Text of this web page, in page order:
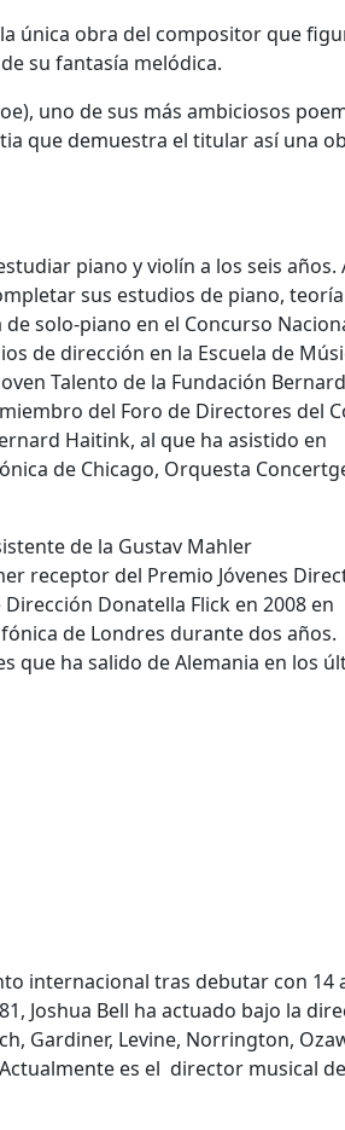
única obra del compositor que
su fantasía melódica.
uno de sus más ambiciosos
que demuestra el titular así una
piano y violín a los seis años.
sus estudios de piano,
solo-piano en el Concurso
de dirección en la Escuela de
Talento de la Fundación Bernard
del Foro de Directores del
Haitink, al que ha asistido en
de Chicago, Orquesta
de la Gustav Mahler
receptor del Premio Jóvenes
Donatella Flick en 2008 en
de Londres durante dos años.
que ha salido de Alemania en los
internacional tras debutar con 14
Joshua Bell ha actuado bajo la
Gardiner, Levine, Norrington,
es el director musical